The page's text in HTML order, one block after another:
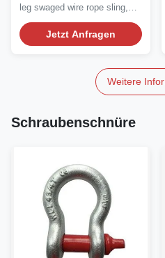
leg swaged wire rope sling,
sling...
Jetzt Anfragen
Weitere
Schraubenschnüre